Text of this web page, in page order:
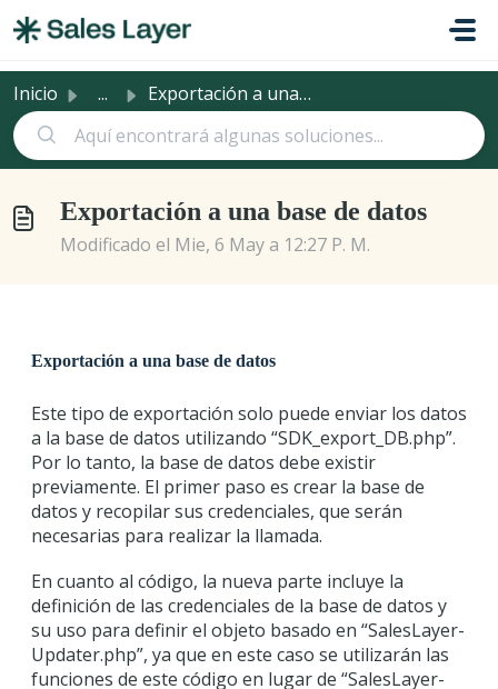
Inicio ... Exportación a una base de datos
Exportación a una base de datos
Modificado el Mie, 6 May a 12:27 P. M.
Exportación a una base de datos
Este tipo de exportación solo puede enviar los datos
a la base de datos utilizando “SDK_export_DB.php”.
Por lo tanto, la base de datos debe existir
previamente. El primer paso es crear la base de
datos y recopilar sus credenciales, que serán
necesarias para realizar la llamada.
En cuanto al código, la nueva parte incluye la
definición de las credenciales de la base de datos y
su uso para definir el objeto basado en “SalesLayer-
Updater.php”, ya que en este caso se utilizarán las
funciones de este código en lugar de “SalesLayer-